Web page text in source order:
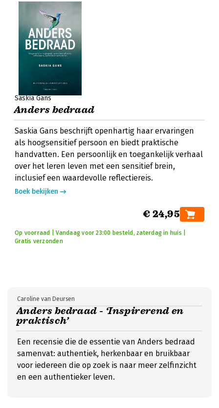
Saskia Gans
Anders bedraad
Saskia Gans beschrijft openhartig haar ervaringen
als hoogsensitief persoon en biedt praktische
handvatten. Een persoonlijk en toegankelijk verhaal
over het leren leven met een sensitief brein,
inclusief een waardevolle reflectiereis.
Boek bekijken
€ 24,95
Op voorraad | Vandaag voor 23:00 besteld, zaterdag in huis |
Gratis verzonden
Anders bedraad - ‘Inspirerend en
praktisch’
Caroline van Deursen
Een recensie die de essentie van Anders bedraad
samenvat: authentiek, herkenbaar en bruikbaar
voor iedereen die op zoek is naar meer zelfinzicht
en een authentieker leven.